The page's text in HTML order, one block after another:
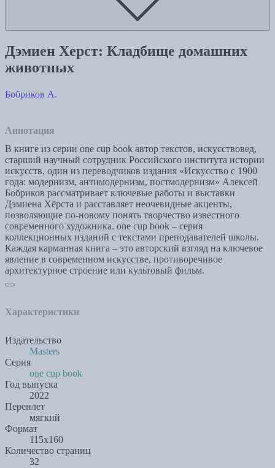
Дэмиен Херст: Кладбище домашних
животных
Бобриков А.
Аннотация
В книге из серии one cup book автор текстов, искусствовед,
старший научный сотрудник Российского института истории
искусств, один из переводчиков издания «Искусство с 1900
года: модернизм, антимодернизм, постмодернизм» Алексей
Бобриков рассматривает ключевые работы и выставки
Дэмиена Хёрста и расставляет неочевидные акценты,
позволяющие по-новому понять творчество известного
современного художника. one cup book – серия
коллекционных изданий с текстами преподавателей школы.
Каждая карманная книга – это авторский взгляд на ключевое
явление в современном искусстве, противоречивое
архитектурное строение или культовый фильм.
Характеристики
Издательство
Masters
Серия
one cup book
Год выпуска
2022
Переплет
мягкий
Формат
115х160
Количество страниц
32